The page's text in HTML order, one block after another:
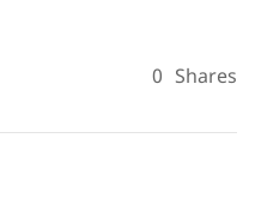
0 Shares